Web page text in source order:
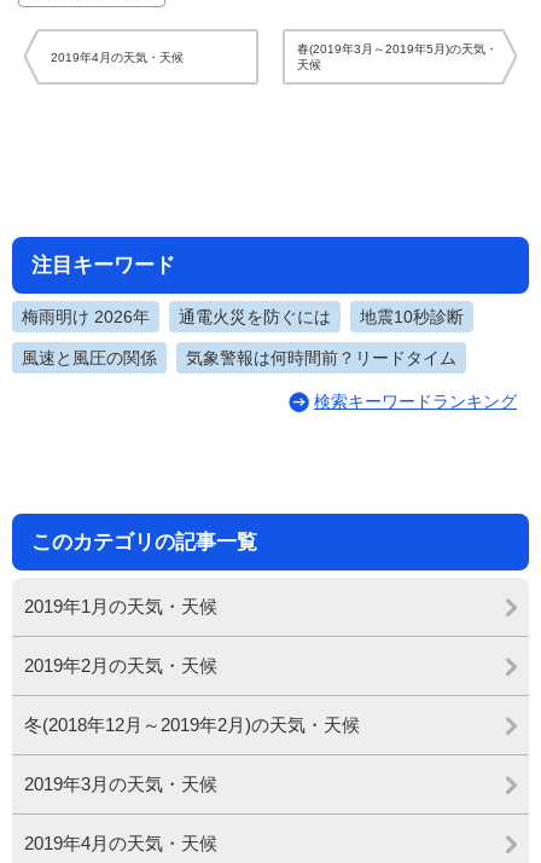
2019年4月の天気・天候
春(2019年3月～2019年5月)の天気・
天候
注目キーワード
梅雨明け 2026年 通電火災を防ぐには 地震10秒診断
風速と風圧の関係 気象警報は何時間前？リードタイム
検索キーワードランキング
このカテゴリの記事一覧
2019年1月の天気・天候
2019年2月の天気・天候
冬(2018年12月～2019年2月)の天気・天候
2019年3月の天気・天候
2019年4月の天気・天候